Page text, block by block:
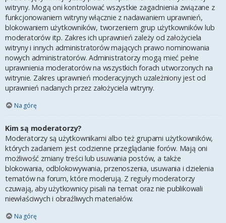
witryny. Mogą oni kontrolować wszystkie zagadnienia związane z
funkcjonowaniem witryny włącznie z nadawaniem uprawnień,
blokowaniem użytkowników, tworzeniem grup użytkowników lub
moderatorów itp. Zakres ich uprawnień zależy od założyciela
witryny i innych administratorów mających prawo nominowania
nowych administratorów. Administratorzy mogą mieć pełne
uprawnienia moderatorów na wszystkich forach utworzonych na
witrynie. Zakres uprawnień moderacyjnych uzależniony jest od
uprawnień nadanych przez założyciela witryny.
Na górę
Kim są moderatorzy?
Moderatorzy są użytkownikami albo też grupami użytkowników,
których zadaniem jest codzienne przeglądanie forów. Mają oni
możliwość zmiany treści lub usuwania postów, a także
blokowania, odblokowywania, przenoszenia, usuwania i dzielenia
tematów na forum, które moderują. Z reguły moderatorzy
czuwają, aby użytkownicy pisali na temat oraz nie publikowali
niewłaściwych i obraźliwych materiałów.
Na górę